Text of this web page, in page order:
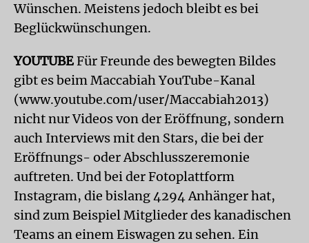
Wünschen. Meistens jedoch bleibt es bei
Beglückwünschungen.
YOUTUBEFür Freunde des bewegten Bildes
gibt es beim Maccabiah YouTube-Kanal
(www.youtube.com/user/Maccabiah2013)
nicht nur Videos von der Eröffnung, sondern
auch Interviews mit den Stars, die bei der
Eröffnungs- oder Abschlusszeremonie
auftreten. Und bei der Fotoplattform
Instagram, die bislang 4294 Anhänger hat,
sind zum Beispiel Mitglieder des kanadischen
Teams an einem Eiswagen zu sehen. Ein